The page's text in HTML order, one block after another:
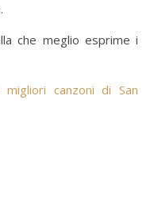
che meglio esprime i
migliori canzoni di San